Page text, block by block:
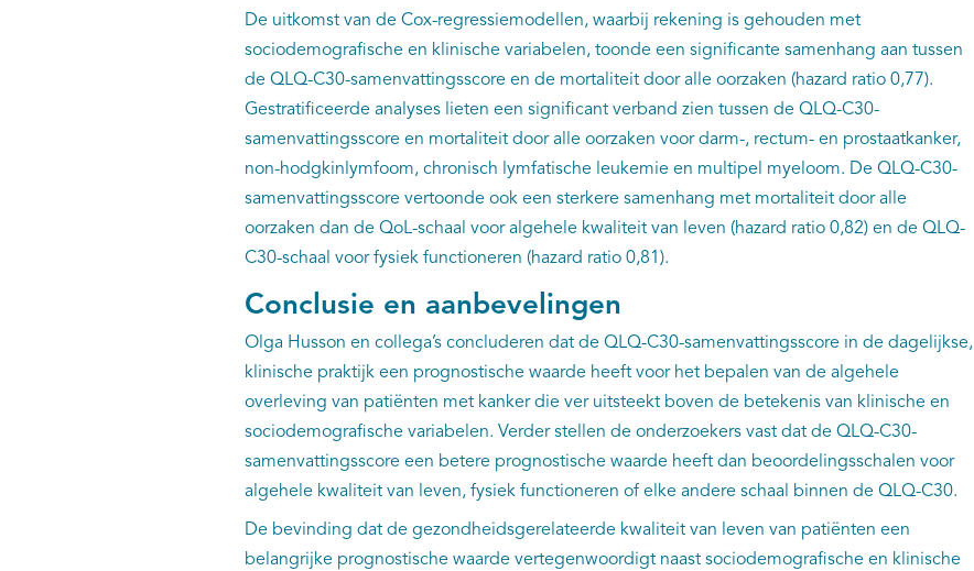
De uitkomst van de Cox-regressiemodellen, waarbij rekening is gehouden met
sociodemografische en klinische variabelen, toonde een significante samenhang aan tussen
de QLQ-C30-samenvattingsscore en de mortaliteit door alle oorzaken (hazard ratio 0,77).
Gestratificeerde analyses lieten een significant verband zien tussen de QLQ-C30-
samenvattingsscore en mortaliteit door alle oorzaken voor darm-, rectum- en prostaatkanker,
non-hodgkinlymfoom, chronisch lymfatische leukemie en multipel myeloom. De QLQ-C30-
samenvattingsscore vertoonde ook een sterkere samenhang met mortaliteit door alle
oorzaken dan de QoL-schaal voor algehele kwaliteit van leven (hazard ratio 0,82) en de QLQ-
C30-schaal voor fysiek functioneren (hazard ratio 0,81).
Conclusie en aanbevelingen
Olga Husson en collega’s concluderen dat de QLQ-C30-samenvattingsscore in de dagelijkse,
klinische praktijk een prognostische waarde heeft voor het bepalen van de algehele
overleving van patiënten met kanker die ver uitsteekt boven de betekenis van klinische en
sociodemografische variabelen. Verder stellen de onderzoekers vast dat de QLQ-C30-
samenvattingsscore een betere prognostische waarde heeft dan beoordelingsschalen voor
algehele kwaliteit van leven, fysiek functioneren of elke andere schaal binnen de QLQ-C30.
De bevinding dat de gezondheidsgerelateerde kwaliteit van leven van patiënten een
belangrijke prognostische waarde vertegenwoordigt naast sociodemografische en klinische